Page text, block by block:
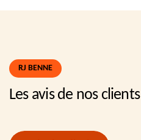
RJ BENNE
Les avis de nos clients